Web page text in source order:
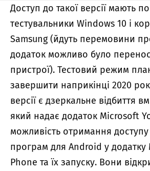
Доступ до такої версії мають
тестувальники Windows 10 і
Samsung (йдуть перемовини
додаток можливо було
пристрої). Тестовий режим
завершити наприкінці 2020
версії є дзеркальне відбиття
який надає додаток Microsoft
можливість отримання
програм для Android у додатку
Phone та їх запуску. Вони